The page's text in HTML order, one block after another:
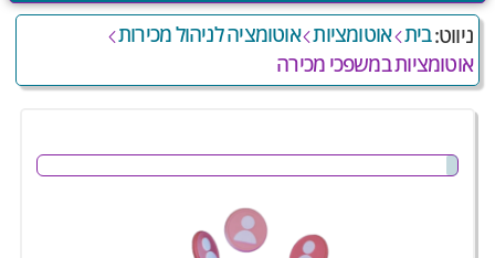
ניווט:בית אוטומציות אוטומציה לניהול מכירות
אוטומציות במשפכי מכירה